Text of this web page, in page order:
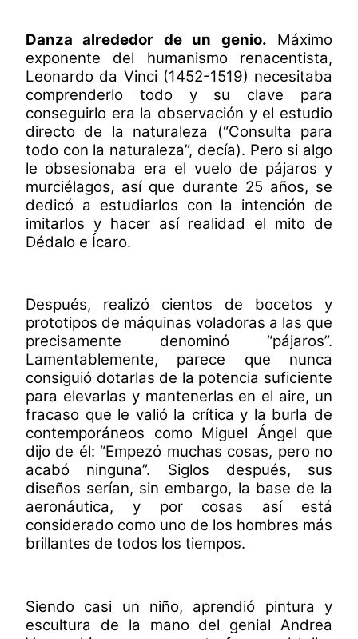
Danza alrededor de un genio. Máximo
exponente del humanismo renacentista,
Leonardo da Vinci (1452-1519) necesitaba
comprenderlo todo y su clave para
conseguirlo era la observación y el estudio
directo de la naturaleza (“Consulta para
todo con la naturaleza”, decía). Pero si algo
le obsesionaba era el vuelo de pájaros y
murciélagos, así que durante 25 años, se
dedicó a estudiarlos con la intención de
imitarlos y hacer así realidad el mito de
Dédalo e Ícaro.
Después, realizó cientos de bocetos y
prototipos de máquinas voladoras a las que
precisamente denominó “pájaros”.
Lamentablemente, parece que nunca
consiguió dotarlas de la potencia suficiente
para elevarlas y mantenerlas en el aire, un
fracaso que le valió la crítica y la burla de
contemporáneos como Miguel Ángel que
dijo de él: “Empezó muchas cosas, pero no
acabó ninguna”. Siglos después, sus
diseños serían, sin embargo, la base de la
aeronáutica, y por cosas así está
considerado como uno de los hombres más
brillantes de todos los tiempos.
Siendo casi un niño, aprendió pintura y
escultura de la mano del genial Andrea